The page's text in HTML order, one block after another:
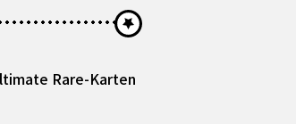
Rare-Karten